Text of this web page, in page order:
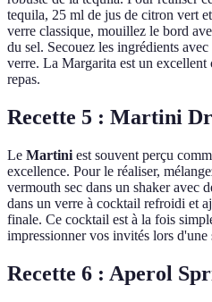
tequila, 25 ml de jus de citron vert
verre classique, mouillez le bord
du sel. Secouez les ingrédients
verre. La Margarita est un
repas.
Recette 5 : Martini
Le Martini est souvent perçu
excellence. Pour le réaliser,
vermouth sec dans un shaker avec
dans un verre à cocktail refroidi et
finale. Ce cocktail est à la fois
impressionner vos invités lors d'une
Recette 6 : Aperol